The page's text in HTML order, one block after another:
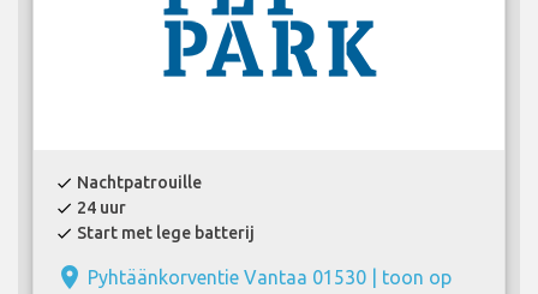
check Nachtpatrouille
check 24 uur
check Start met lege batterij
place Pyhtäänkorventie Vantaa 01530 | toon op